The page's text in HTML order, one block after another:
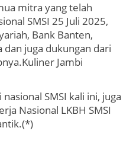
mitra yang telah
SMSI 25 Juli 2025,
Bank Banten,
juga dukungan dari
Jambi
SMSI kali ini, juga
Nasional LKBH SMSI